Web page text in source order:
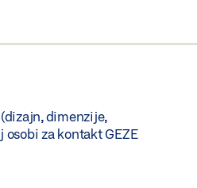
dimenzije,
za kontakt GEZE